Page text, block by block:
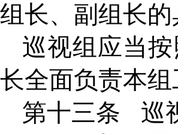
组长、副组长
巡视组应当
长全面负责本
第十三条
巡